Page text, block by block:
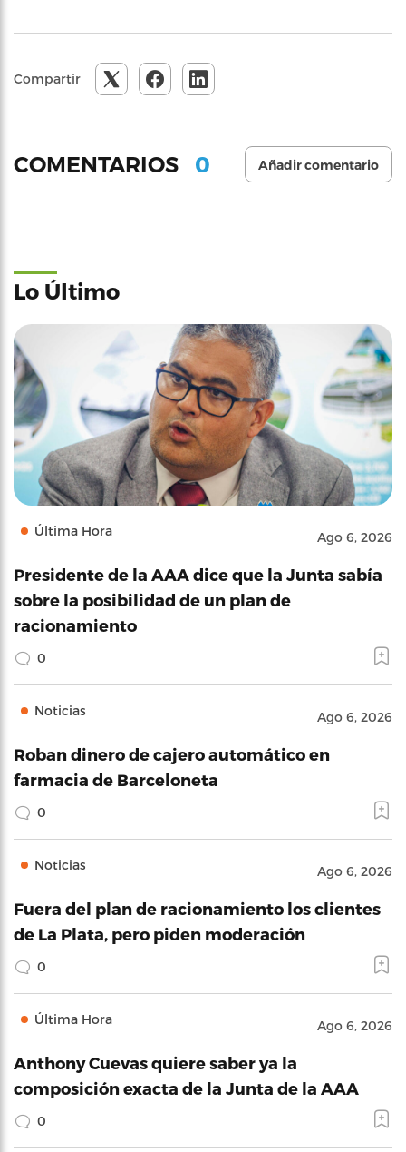
Compartir
COMENTARIOS 0 Añadir comentario
Lo Último
Última Hora Ago 6, 2026
Presidente de la AAA dice que la Junta sabía
sobre la posibilidad de un plan de
racionamiento
0
Noticias Ago 6, 2026
Roban dinero de cajero automático en
farmacia de Barceloneta
0
Noticias Ago 6, 2026
Fuera del plan de racionamiento los clientes
de La Plata, pero piden moderación
0
Última Hora Ago 6, 2026
Anthony Cuevas quiere saber ya la
composición exacta de la Junta de la AAA
0